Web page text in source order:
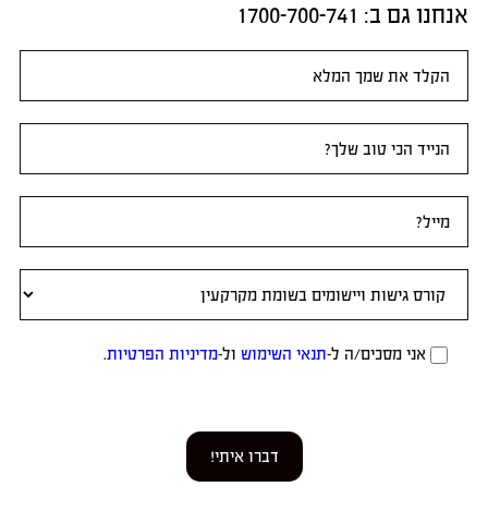
אנחנו גם ב:​ 1700-700-741
ראשי
אני מסכים/ה ל-תנאי השימוש ול-מדיניות הפרטיות.
דברו איתי!